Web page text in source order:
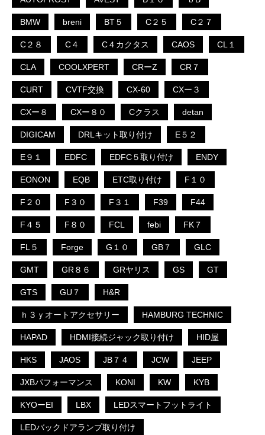
BMW breni BT５ C２５ C２７
C２８ C４ C４カクタス CAOS CL１
CLA COOLXPERT CRーZ CR７
CURT CVTF交換 CX-60 CXー３
CXー８ CXー８０ Cクラス detan
DIGICAM DRLキット取り付け E５２
E９１ EDFC EDFC５取り付け ENDY
EONON EQB ETC取り付け F１０
F２０ F３０ F３１ F39 F44
F４５ F８０ FCL febi FK７
FL５ Forge G１０ GB７ GLC
GMT GR８６ GRヤリス GS GT
GTS GU７ H&R
ｈ３ｙオートアクセサリー HAMBURG TECHNIC
HAPAD HDMI接続ジャック取り付け HID屋
HKS JAOS JB７４ JCW JEEP
JXBパフォーマンス KONI KW KYB
KYOーEI LBX LEDスマートフットライト
LEDバックドアランプ取り付け